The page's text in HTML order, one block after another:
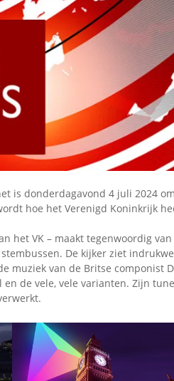
Omroepbanden
Stoomfluit Klaas
Vaak
Uitvinding
jinglecassette
is donderdagavond 4 juli 2024
hoe het Verenigd Koninkrijk
het VK – maakt tegenwoordig
De kijker ziet
muziek van de Britse componist
en de vele, vele varianten. Zijn